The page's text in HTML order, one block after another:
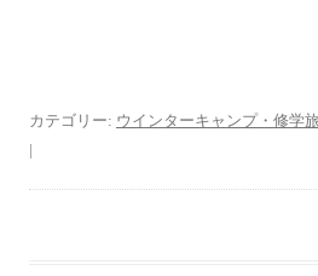
カテゴリー: ウインターキャンプ・修学
|